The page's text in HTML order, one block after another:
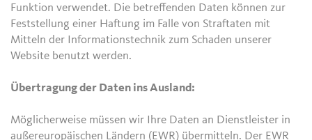
Funktion verwendet. Die betreffenden Daten können zur
Feststellung einer Haftung im Falle von Straftaten mit
Mitteln der Informationstechnik zum Schaden unserer
Website benutzt werden.
Übertragung der Daten ins Ausland:
Möglicherweise müssen wir Ihre Daten an Dienstleister in
außereuropäischen Ländern (EWR) übermitteln. Der EWR